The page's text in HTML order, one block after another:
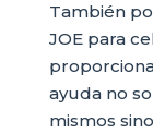
También
JOE para
ayuda no
mismos